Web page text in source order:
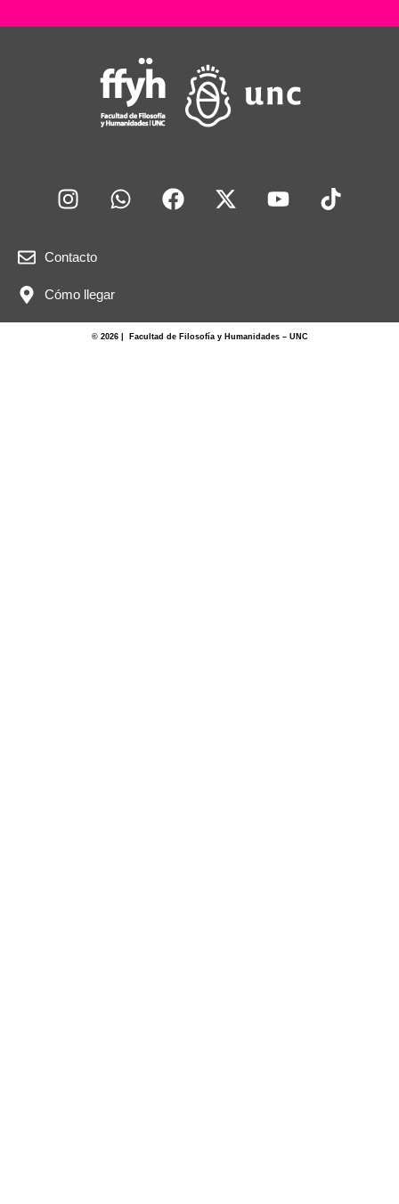
Contacto
Cómo llegar
© 2026 | Facultad de Filosofía y Humanidades – UNC